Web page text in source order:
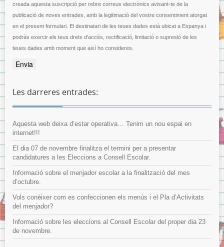
creada aquesta suscripció per rebre correus electrònics avisant-te de la
publicació de noves entrades, amb la legitimació del vostre consentiment atorgat
en el present formulari. El destinatari de les teues dades està ubicat a Espanya i
podràs exercir els teus drets d'accés, rectificació, limitació o supresió de les
teues dades amb moment que així ho consideres.
Les darreres entrades:
Aquesta web deixa d’estar operativa… Tenim un nou espai en
internet!!!
El dia 07 de novembre finalitza el termini per a presentar
candidatures a les Eleccions a Consell Escolar.
Informació sobre el menjador escolar a la finalització del mes
d’octubre.
Vols conèixer com es confeccionen els menús i el Pla d’Activitats
del menjador?
Informació sobre les eleccions al Consell Escolar del proper dia 23
de novembre.